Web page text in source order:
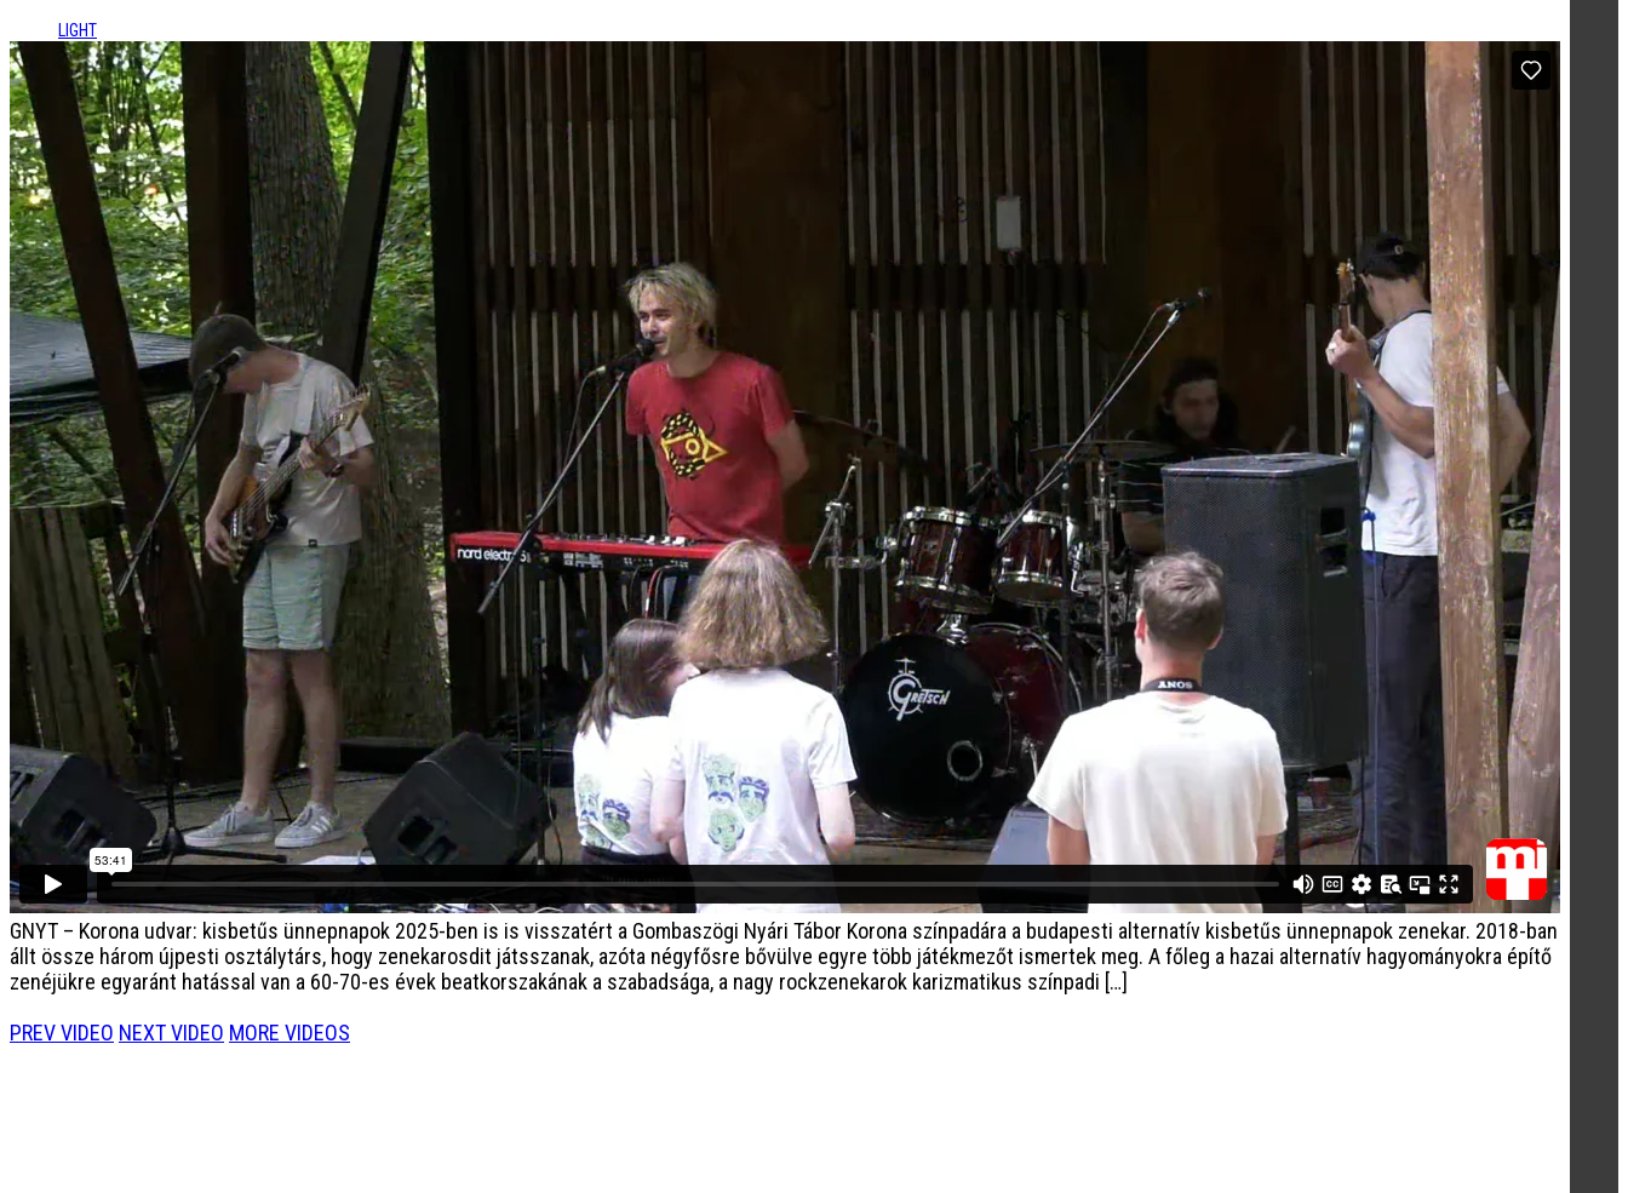
LIGHT
GNYT – Korona udvar: kisbetűs ünnepnapok 2025-ben is is visszatért a Gombaszögi Nyári Tábor Korona színpadára a budapesti alternatív kisbetűs ünnepnapok zenekar. 2018-ban
állt össze három újpesti osztálytárs, hogy zenekarosdit játsszanak, azóta négyfősre bővülve egyre több játékmezőt ismertek meg. A főleg a hazai alternatív hagyományokra építő
zenéjükre egyaránt hatással van a 60-70-es évek beatkorszakának a szabadsága, a nagy rockzenekarok karizmatikus színpadi […]
PREV VIDEO NEXT VIDEO MORE VIDEOS